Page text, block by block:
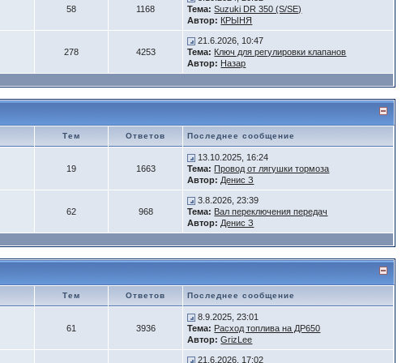
58 1168
Тема: Suzuki DR 350 (S/SE)
Автор: КРЫНЯ
278 4253
21.6.2026, 10:47
Тема: Ключ для регулировки клапанов
Автор: Назар
Тем Ответов Последнее сообщение
19 1663
13.10.2025, 16:24
Тема: Провод от лягушки тормоза
Автор: Денис З
62 968
3.8.2026, 23:39
Тема: Вал переключения передач
Автор: Денис З
Тем Ответов Последнее сообщение
61 3936
8.9.2025, 23:01
Тема: Расход топлива на ДР650
Автор: GrizLee
21.6.2026, 17:02